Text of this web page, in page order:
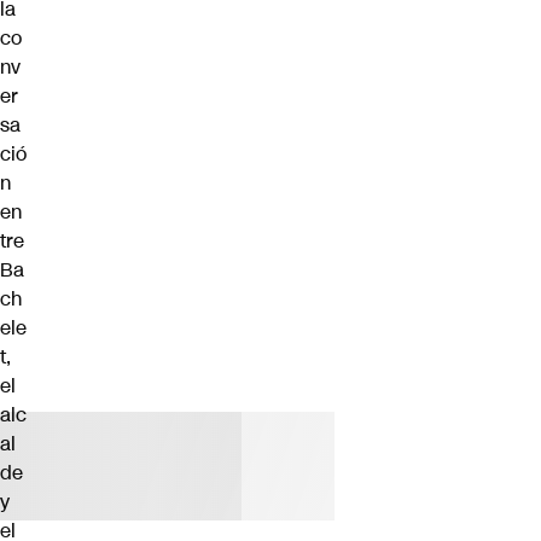
la
co
nv
er
sa
ció
n
en
tre
Ba
ch
ele
t,
el
alc
al
de
y
el